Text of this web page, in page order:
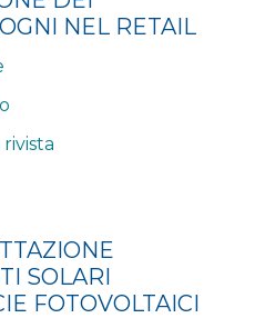
NEL RETAIL
SOLARI
FOTOVOLTAICI